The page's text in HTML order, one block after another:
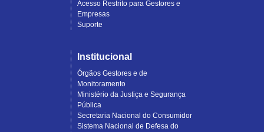
Acesso Restrito para Gestores e
Empresas
Suporte
Institucional
Órgãos Gestores e de
Monitoramento
Ministério da Justiça e Segurança
Pública
Secretaria Nacional do Consumidor
Sistema Nacional de Defesa do